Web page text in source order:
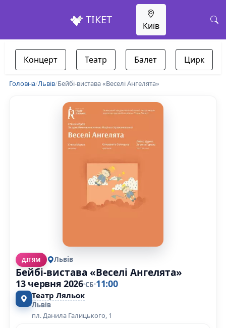
ТІКЕТ Київ
Концерт Театр Балет Цирк
Головна/Львів/Бейбі-вистава «Веселі Ангелята»
ДІТЯМ Львів
Бейбі-вистава «Веселі Ангелята»
13 червня 2026 СБ 11:00
Театр Ляльок
Львів
пл. Данила Галицького, 1